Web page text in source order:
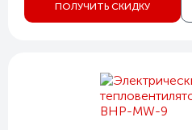
ПОЛУЧИТЬ СКИДКУ